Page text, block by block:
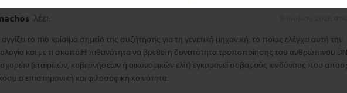
λέει:
το πιο κρίσιμο σημείο της συζήτησης για τη γενετική μηχανική: το ποιος ελέγχει αυτή την
και με τι σκοπό.Η πιθανότητα να βρεθεί η δυνατότητα τροποποίησης του ανθρώπινου
ισχυρών (εταιρειών, κυβερνήσεων ή οικονομικών ελίτ) εγκυμονεί σοβαρούς κινδύνους που
επιστημονική και φιλοσοφική κοινότητα.